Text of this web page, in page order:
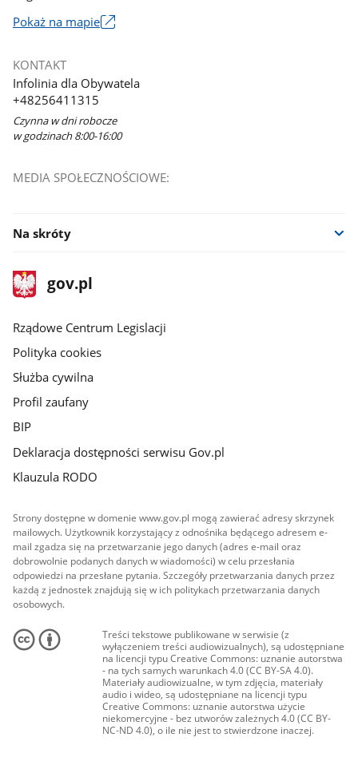
Pokaż na mapieLink
nowym
KONTAKT
Infolinia dla Obywatela
+48256411315
Czynna w dni robocze
w godzinach 8:00-16:00
MEDIA SPOŁECZNOŚCIOWE:
Na skróty
stopka
gov.plStrona
gov.pl
Rządowe Centrum Legislacji
Polityka cookies
Służba cywilna
Profil zaufany
BIP
Deklaracja dostępności serwisu Gov.pl
Klauzula RODO
Strony dostępne w domenie www.gov.pl mogą zawierać adresy skrzynek
mailowych. Użytkownik korzystający z odnośnika będącego adresem e-
mail zgadza się na przetwarzanie jego danych (adres e-mail oraz
dobrowolnie podanych danych w wiadomości) w celu przesłania
odpowiedzi na przesłane pytania. Szczegóły przetwarzania danych przez
każdą z jednostek znajdują się w ich politykach przetwarzania danych
osobowych.
Treści tekstowe publikowane w serwisie (z
wyłączeniem treści audiowizualnych), są udostępniane
na licencji typu Creative Commons: uznanie autorstwa
- na tych samych warunkach 4.0 (CC BY-SA 4.0).
Materiały audiowizualne, w tym zdjęcia, materiały
audio i wideo, są udostępniane na licencji typu
Creative Commons: uznanie autorstwa użycie
niekomercyjne - bez utworów zależnych 4.0 (CC BY-
NC-ND 4.0), o ile nie jest to stwierdzone inaczej.